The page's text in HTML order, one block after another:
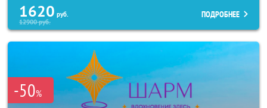
1620 руб.
12900руб.
ПОДРОБНЕЕ
-50%